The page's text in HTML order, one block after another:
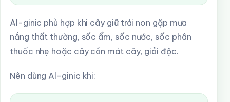
Al-ginic phù hợp khi cây giữ trái non gặp mưa
nắng thất thường, sốc ẩm, sốc nước, sốc phân
thuốc nhẹ hoặc cây cần mát cây, giải độc.
Nên dùng Al-ginic khi: